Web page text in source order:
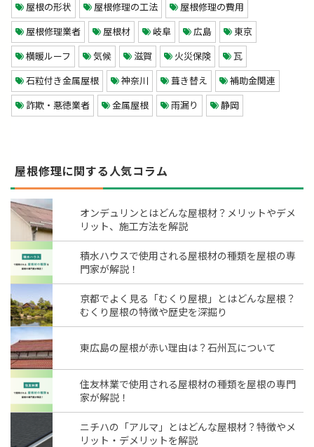
屋根の形状 屋根修理の工法 屋根修理の費用
屋根修理業者 屋根材 岐阜 広島 東京
横暖ルーフ 気候 滋賀 火災保険 瓦
石粒付き金属屋根 神奈川 葺き替え 補助金関連
詐欺・悪徳業者 金属屋根 雨漏り 静岡
屋根修理に関する人気コラム
オンデュリンとはどんな屋根材？メリットやデメ
リット、施工方法を解説
積水ハウスで使用される屋根材の種類を屋根の専
門家が解説！
京都でよく見る「むくり屋根」とはどんな屋根？
むくり屋根の特徴や歴史を深掘り
東広島の屋根が赤い理由は？石州瓦について
住友林業で使用される屋根材の種類を屋根の専門
家が解説！
ニチハの「アルマ」とはどんな屋根材？特徴やメ
リット・デメリットを解説